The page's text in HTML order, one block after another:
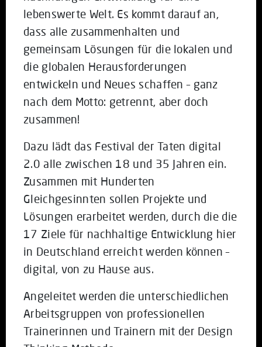
lebenswerte Welt. Es kommt darauf an,
dass alle zusammenhalten und
gemeinsam Lösungen für die lokalen und
die globalen Herausforderungen
entwickeln und Neues schaffen – ganz
nach dem Motto: getrennt, aber doch
zusammen!
Dazu lädt das Festival der Taten digital
2.0 alle zwischen 18 und 35 Jahren ein.
Zusammen mit Hunderten
Gleichgesinnten sollen Projekte und
Lösungen erarbeitet werden, durch die die
17 Ziele für nachhaltige Entwicklung hier
in Deutschland erreicht werden können –
digital, von zu Hause aus.
Angeleitet werden die unterschiedlichen
Arbeitsgruppen von professionellen
Trainerinnen und Trainern mit der Design